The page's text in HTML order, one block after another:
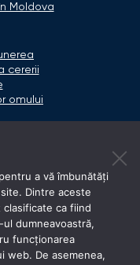
Moldova
cererii
omului
3, Chişinău
- 17:00
a vă îmbunătăți
Dintre aceste
ca fiind
dumneavoastră,
funcționarea
web. De asemenea,